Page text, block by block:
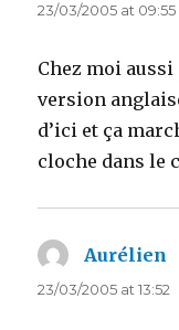
23/03/2005 at 09:55
Chez moi
version
d’ici et ça
cloche dans le
Aurélien
23/03/2005 at 13:52